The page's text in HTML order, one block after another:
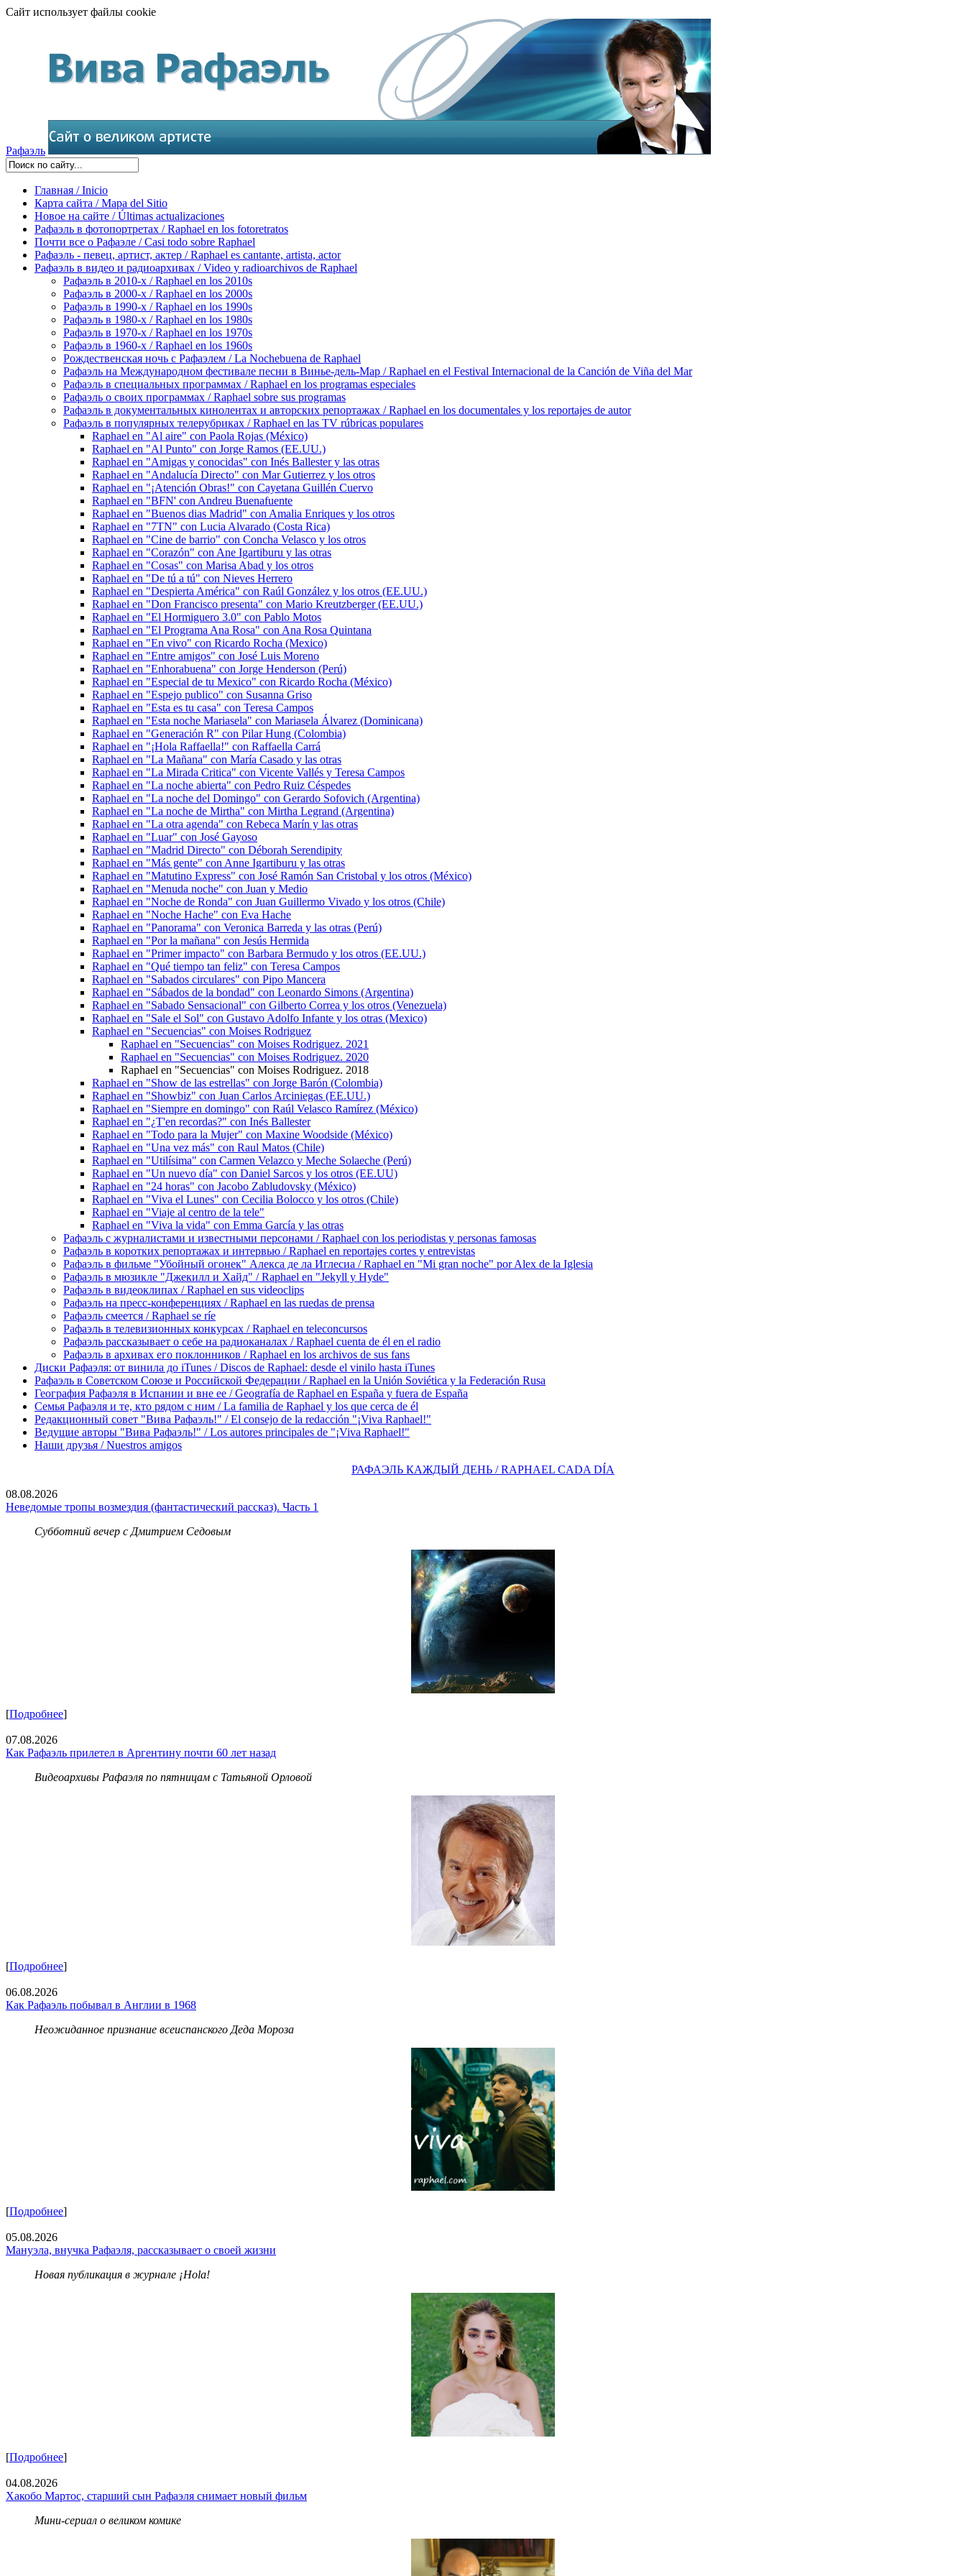
Сайт использует файлы cookie
Рафаэль
Главная / Inicio
Карта сайта / Mapa del Sitio
Новое на сайте / Últimas actualizaciones
Рафаэль в фотопортретах / Raphael en los fotoretratos
Почти все о Рафаэле / Casi todo sobre Raphael
Рафаэль - певец, артист, актер / Raphael es cantante, artista, actor
Рафаэль в видео и радиоархивах / Video y radioarchivos de Raphael
Рафаэль в 2010-х / Raphael en los 2010s
Рафаэль в 2000-х / Raphael en los 2000s
Рафаэль в 1990-х / Raphael en los 1990s
Рафаэль в 1980-х / Raphael en los 1980s
Рафаэль в 1970-х / Raphael en los 1970s
Рафаэль в 1960-х / Raphael en los 1960s
Рождественская ночь с Рафаэлем / La Nochebuena de Raphael
Рафаэль на Международном фестивале песни в Винье-дель-Мар / Raphael en el Festival Internacional de la Canción de Viña del Mar
Рафаэль в специальных программах / Raphael en los programas especiales
Рафаэль о своих программах / Raphael sobre sus programas
Рафаэль в документальных кинолентах и авторских репортажах / Raphael en los documentales y los reportajes de autor
Рафаэль в популярных телерубриках / Raphael en las TV rúbricas populares
Raphael en "Al aire" con Paola Rojas (México)
Raphael en "Al Punto" con Jorge Ramos (EE.UU.)
Raphael en "Amigas y conocidas" con Inés Ballester y las otras
Raphael en "Andalucía Directo" con Mar Gutierrez y los otros
Raphael en "¡Atención Obras!" con Cayetana Guillén Cuervo
Raphael en "BFN' con Andreu Buenafuente
Raphael en "Buenos dias Madrid" con Amalia Enriques y los otros
Raphael en "7TN" con Lucia Alvarado (Costa Rica)
Raphael en "Cine de barrio" con Concha Velasco y los otros
Raphael en "Corazón" con Ane Igartiburu y las otras
Raphael en "Cosas" con Marisa Abad y los otros
Raphael en "De tú a tú" con Nieves Herrero
Raphael en "Despierta América" con Raúl González y los otros (EE.UU.)
Raphael en "Don Francisco presenta" con Mario Kreutzberger (EE.UU.)
Raphael en "El Hormiguero 3.0" con Pablo Motos
Raphael en "El Programa Ana Rosa" con Ana Rosa Quintana
Raphael en "En vivo" con Ricardo Rocha (Mexico)
Raphael en "Entre amigos" con José Luis Moreno
Raphael en "Enhorabuena" con Jorge Henderson (Perú)
Raphael en "Especial de tu Mexico" con Ricardo Rocha (México)
Raphael en "Espejo publico" con Susanna Griso
Raphael en "Esta es tu casa" con Teresa Campos
Raphael en "Esta noche Mariasela" con Mariasela Álvarez (Dominicana)
Raphael en "Generación R" con Pilar Hung (Colombia)
Raphael en "¡Hola Raffaella!" con Raffaella Carrá
Raphael en "La Mañana" con María Casado y las otras
Raphael en "La Mirada Critica" con Vicente Vallés y Teresa Campos
Raphael en "La noche abierta" con Pedro Ruiz Céspedes
Raphael en "La noche del Domingo" con Gerardo Sofovich (Argentina)
Raphael en "La noche de Mirtha" con Mirtha Legrand (Argentina)
Raphael en "La otra agenda" con Rebeca Marín y las otras
Raphael en "Luar" con José Gayoso
Raphael en "Madrid Directo" con Déborah Serendipity
Raphael en "Más gente" con Anne Igartiburu y las otras
Raphael en "Matutino Express" con José Ramón San Cristobal y los otros (México)
Raphael en "Menuda noche" con Juan y Medio
Raphael en "Noche de Ronda" con Juan Guillermo Vivado y los otros (Chile)
Raphael en "Noche Hache" con Eva Hache
Raphael en "Panorama" con Veronica Barreda y las otras (Perú)
Raphael en "Por la mañana" con Jesús Hermida
Raphael en "Primer impacto" con Barbara Bermudo y los otros (EE.UU.)
Raphael en "Qué tiempo tan feliz" con Teresa Campos
Raphael en "Sabados circulares" con Pipo Mancera
Raphael en "Sábados de la bondad" con Leonardo Simons (Argentina)
Raphael en "Sabado Sensacional" con Gilberto Correa y los otros (Venezuela)
Raphael en "Sale el Sol" con Gustavo Adolfo Infante y los otras (Mexico)
Raphael en "Secuencias" con Moises Rodriguez
Raphael en "Secuencias" con Moises Rodriguez. 2021
Raphael en "Secuencias" con Moises Rodriguez. 2020
Raphael en "Secuencias" con Moises Rodriguez. 2018
Raphael en "Show de las estrellas" con Jorge Barón (Colombia)
Raphael en "Showbiz" con Juan Carlos Arciniegas (EE.UU.)
Raphael en "Siempre en domingo" con Raúl Velasco Ramírez (México)
Raphael en "¿T'en recordas?" con Inés Ballester
Raphael en "Todo para la Mujer" con Maxine Woodside (México)
Raphael en "Una vez más" con Raul Matos (Chile)
Raphael en "Utilísima" con Carmen Velazco y Meche Solaeche (Perú)
Raphael en "Un nuevo día" con Daniel Sarcos y los otros (EE.UU)
Raphael en "24 horas" con Jacobo Zabludovsky (México)
Raphael en "Viva el Lunes" con Cecilia Bolocco y los otros (Chile)
Raphael en "Viaje al centro de la tele"
Raphael en "Viva la vida" con Emma García y las otras
Рафаэль с журналистами и известными персонами / Raphael con los periodistas y personas famosas
Рафаэль в коротких репортажах и интервью / Raphael en reportajes cortes y entrevistas
Рафаэль в фильме "Убойный огонек" Алекса де ла Иглесиа / Raphael en "Mi gran noche" por Alex de la Iglesia
Рафаэль в мюзикле "Джекилл и Хайд" / Raphael en "Jekyll y Hyde"
Рафаэль в видеоклипах / Raphael en sus videoclips
Рафаэль на пресс-конференциях / Raphael en las ruedas de prensa
Рафаэль смеется / Raphael se ríe
Рафаэль в телевизионных конкурсах / Raphael en teleconcursos
Рафаэль рассказывает о себе на радиоканалах / Raphael cuenta de él en el radio
Рафаэль в архивах его поклонников / Raphael en los archivos de sus fans
Диски Рафаэля: от винила до iTunes / Discos de Raphael: desde el vinilo hasta iTunes
Рафаэль в Советском Союзе и Российской Федерации / Raphael en la Unión Soviética y la Federación Rusa
География Рафаэля в Испании и вне ее / Geografía de Raphael en España y fuera de España
Семья Рафаэля и те, кто рядом с ним / La familia de Raphael y los que cerca de él
Редакционный совет "Вива Рафаэль!" / El consejo de la redacción "¡Viva Raphael!"
Ведущие авторы "Вива Рафаэль!" / Los autores principales de "¡Viva Raphael!"
Наши друзья / Nuestros amigos
РАФАЭЛЬ КАЖДЫЙ ДЕНЬ / RAPHAEL CADA DÍA
08.08.2026
Неведомые тропы возмездия (фантастический рассказ). Часть 1
Субботний вечер с Дмитрием Седовым
[Подробнее]
07.08.2026
Как Рафаэль прилетел в Аргентину почти 60 лет назад
Видеоархивы Рафаэля по пятницам с Татьяной Орловой
[Подробнее]
06.08.2026
Как Рафаэль побывал в Англии в 1968
Неожиданное признание всеиспанского Деда Мороза
[Подробнее]
05.08.2026
Мануэла, внучка Рафаэля, рассказывает о своей жизни
Новая публикация в журнале ¡Hola!
[Подробнее]
04.08.2026
Хакобо Мартос, старший сын Рафаэля снимает новый фильм
Мини-сериал о великом комике